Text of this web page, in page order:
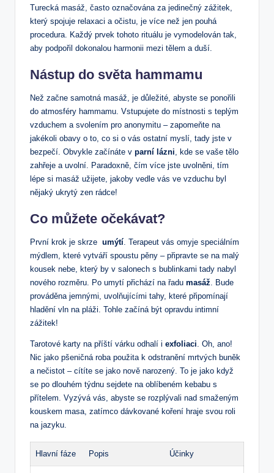
Turecká masáž, často ​označována za jedinečný zážitek,
který spojuje ⁤relaxaci ⁤a​ očistu, je více než jen pouhá
procedura. ‌Každý prvek tohoto rituálu je vymodelován tak,‌
aby podpořil dokonalou harmonii⁢ mezi ‌tělem a duší.
Nástup do světa hammamu
Než začne samotná​ masáž, je důležité,⁢ abyste se ponořili
do​ atmosféry hammamu. ‍Vstupujete do ‍místnosti s teplým
vzduchem a svolením pro⁢ anonymitu – zapomeňte na
jakékoli obavy⁣ o to, co si o vás ‍ostatní myslí, tady jste v
bezpečí. Obvykle začínáte v parní lázni , ⁢kde se vaše tělo
zahřeje‍ a ⁢uvolní.⁤ Paradoxně, čím ⁢více ⁣jste uvolněni, tím
lépe si masáž užijete, jakoby vedle vás ve vzduchu byl⁢
nějaký ukrytý zen rádce!
Co můžete ​očekávat?
První krok je ⁢skrze ⁣ umýtí . Terapeut vás omyje speciálním
mýdlem, které vytváří spoustu pěny ‌–⁣ připravte se na malý‍
kousek nebe, který by v salonech s bublinkami tady nabyl
nového rozměru. Po‌ umytí přichází na řadu masáž . Bude
prováděna jemnými, ⁤uvolňujícími​ tahy, ⁤které ‌připomínají‌
hladění vln na pláži. Tohle začíná být opravdu intimní
zážitek! ‌
Tarotové karty na příští várku odhalí i exfoliaci . Oh, ano!⁢
Nic jako pšeničná ​roba použita⁤ k odstranění mrtvých ‌buněk
‌a nečistot – cítíte se jako​ nově narozený. To je jako ‍když
se po dlouhém týdnu sejdete na oblíbeném⁢ kebabu s
přítelem. Vyzývá vás, abyste se​ rozplývali nad smaženým
‌kouskem masa,⁢ zatímco dávkované koření hraje svou roli
⁣na​ jazyku.
Hlavní ‌fáze Popis Účinky